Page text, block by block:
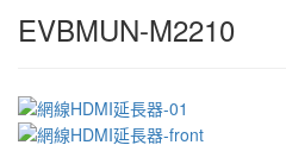
EVBMUN-M2210